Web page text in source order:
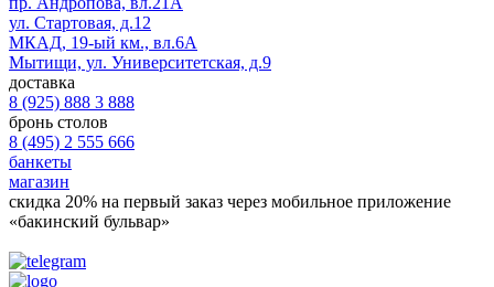
ул. Стартовая, д.12
МКАД, 19-ый км., вл.6А
Мытищи, ул. Университетская, д.9
доставка
8 (925) 888 3 888
бронь столов
8 (495) 2 555 666
банкеты
магазин
скидка 20% на первый заказ через мобильное приложение
«бакинский бульвар»